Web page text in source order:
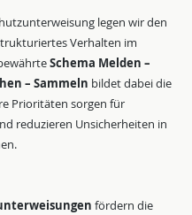
legen wir den
Verhalten im
Schema Melden –
– Sammeln bildet dabei die
Prioritäten sorgen für
reduzieren Unsicherheiten in
fördern die